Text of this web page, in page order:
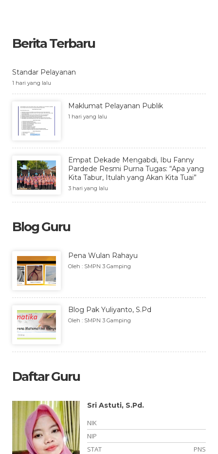
Berita Terbaru
Standar Pelayanan
1 hari yang lalu
Maklumat Pelayanan Publik
1 hari yang lalu
Empat Dekade Mengabdi, Ibu Fanny
Pardede Resmi Purna Tugas: “Apa yang
Kita Tabur, Itulah yang Akan Kita Tuai”
3 hari yang lalu
Blog Guru
Pena Wulan Rahayu
Oleh : SMPN 3 Gamping
Blog Pak Yuliyanto, S.Pd
Oleh : SMPN 3 Gamping
Daftar Guru
Sri Astuti, S.Pd.
NIK
NIP
STAT
PNS